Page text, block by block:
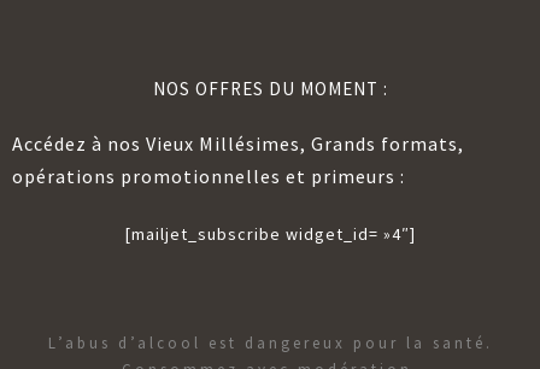
NOS OFFRES DU MOMENT :
Accédez à nos Vieux Millésimes, Grands formats,
opérations promotionnelles et primeurs :
[mailjet_subscribe widget_id= »4″]
L’abus d’alcool est dangereux pour la santé.